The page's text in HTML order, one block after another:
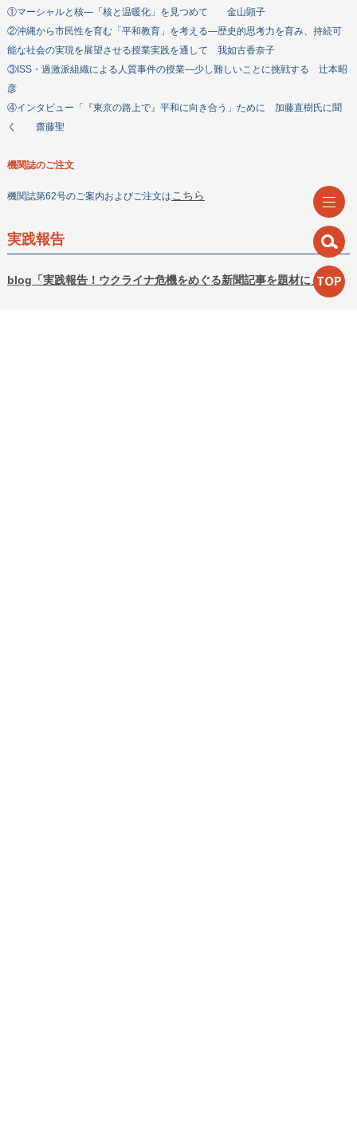
①マーシャルと核―「核と温暖化」を見つめて 金山顕子
②沖縄から市民性を育む「平和教育」を考える―歴史的思考力を育み、持続可
能な社会の実現を展望させる授業実践を通して 我如古香奈子
③ISS・過激派組織による人質事件の授業―少し難しいことに挑戦する 辻本昭
彦
④インタビュー「『東京の路上で』平和に向き合う」ために 加藤直樹氏に聞
く 齋藤聖
機関誌のご注文
機関誌第62号のご案内およびご注文は こちら
実践報告
blog「実践報告！ウクライナ危機をめぐる新聞記事を題材に」TOP